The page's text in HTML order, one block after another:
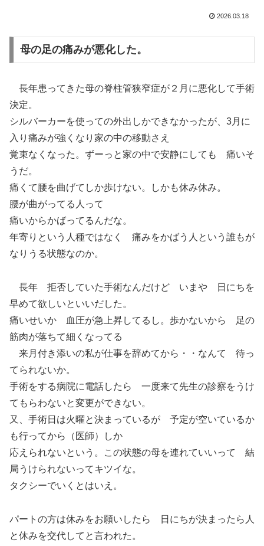
2026.03.18
母の足の痛みが悪化した。
長年患ってきた母の脊柱管狭窄症が２月に悪化して手術
決定。
シルバーカーを使っての外出しかできなかったが、3月に
入り痛みが強くなり家の中の移動さえ
覚束なくなった。ずーっと家の中で安静にしても 痛いそ
うだ。
痛くて腰を曲げてしか歩けない。しかも休み休み。
腰が曲がってる人って
痛いからかばってるんだな。
年寄りという人種ではなく 痛みをかばう人という誰もが
なりうる状態なのか。
長年 拒否していた手術なんだけど いまや 日にちを
早めて欲しいといいだした。
痛いせいか 血圧が急上昇してるし。歩かないから 足の
筋肉が落ちて細くなってる
来月付き添いの私が仕事を辞めてから・・なんて 待っ
てられないか。
手術をする病院に電話したら 一度来て先生の診察をうけ
てもらわないと変更ができない。
又、手術日は火曜と決まっているが 予定が空いているか
も行ってから（医師）しか
応えられないという。この状態の母を連れていいって 結
局うけられないってキツイな。
タクシーでいくとはいえ。
パートの方は休みをお願いしたら 日にちが決まったら人
と休みを交代してと言われた。